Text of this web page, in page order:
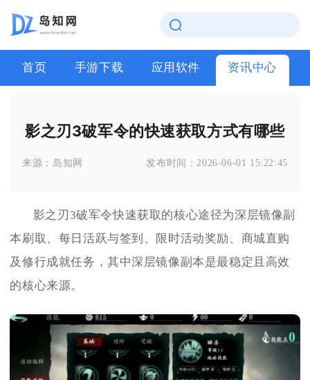
首页 手游下载 应用软件 资讯中心
影之刃3破军令的快速获取方式有哪些
来源： 岛知网 发布时间： 2026-06-01 15:22:45
影之刃3破军令快速获取的核心途径为深层镜像副
本刷取、每日活跃与签到、限时活动奖励、商城直购
及修行成就任务，其中深层镜像副本是最稳定且高效
的核心来源。